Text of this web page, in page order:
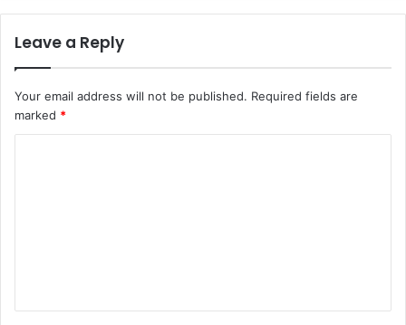
Leave a Reply
Your email address will not be published. Required fields are
marked *
t